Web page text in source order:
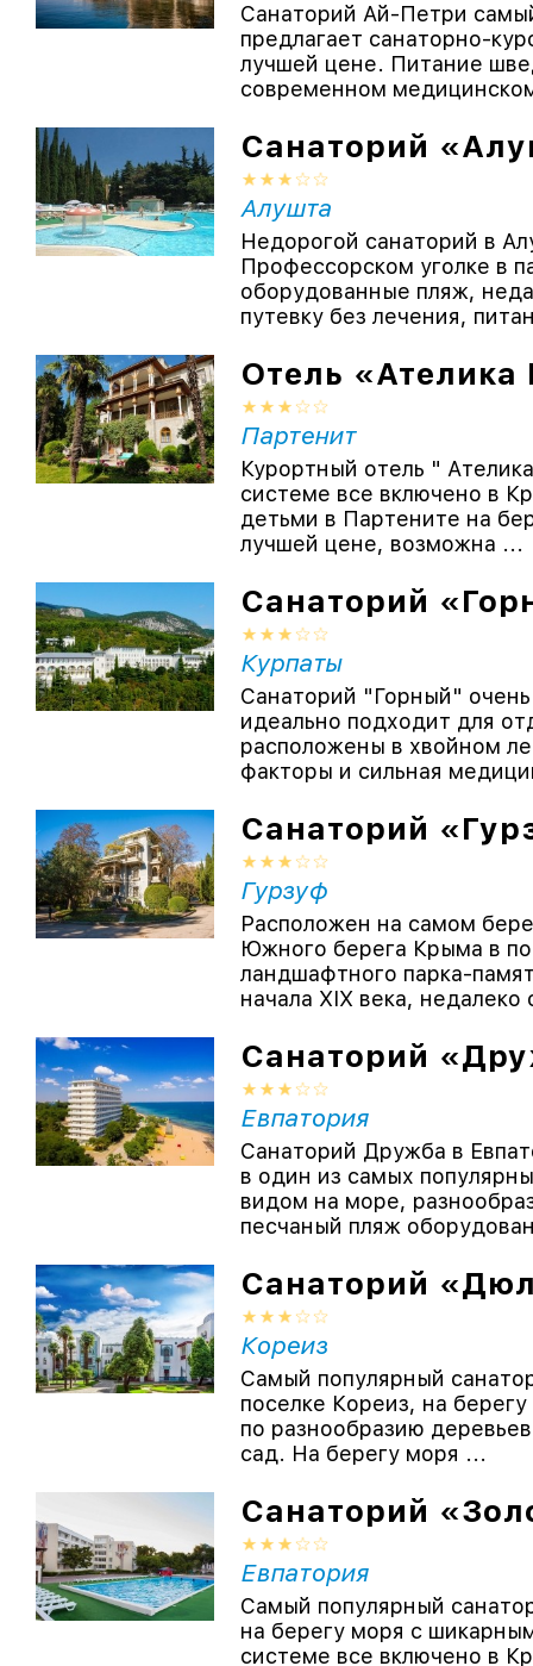
Санаторий Ай-Петри
предлагает санаторно-
лучшей цене. Питание
современном
Санаторий
Алушта
Недорогой санаторий в
Профессорском уголке в
оборудованные пляж,
путевку без лечения,
Отель «Ателика
Партенит
Курортный отель "
системе все включено в
детьми в Партените на
лучшей цене, возможна ...
Санаторий
Курпаты
Санаторий "Горный"
идеально подходит для
расположены в хвойном
факторы и сильная
Санаторий
Гурзуф
Расположен на самом
Южного берега Крыма в
ландшафтного парка-
начала XIX века,
Санаторий
Евпатория
Санаторий Дружба в
в один из самых
видом на море,
песчаный пляж
Санаторий
Кореиз
Самый популярный
поселке Кореиз, на
по разнообразию
сад. На берегу моря ...
Санаторий
Евпатория
Самый популярный
на берегу моря с
системе все включено в